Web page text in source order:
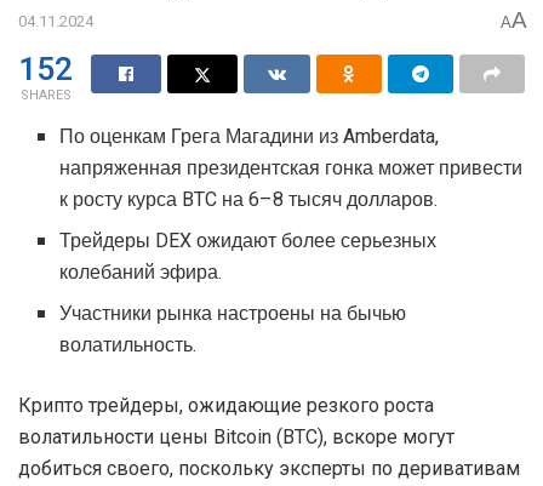
04.11.2024 AA
152
SHARES
По оценкам Грега Магадини из Amberdata,
напряженная президентская гонка может привести
к росту курса BTC на 6–8 тысяч долларов.
Трейдеры DEX ожидают более серьезных
колебаний эфира.
Участники рынка настроены на бычью
волатильность.
Криптo трейдеры, ожидающие резкого роста
волатильности цены Bitcoin (BTC), вскоре могут
добиться своего, поскольку эксперты по деривативам